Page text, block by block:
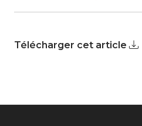
Télécharger cet article